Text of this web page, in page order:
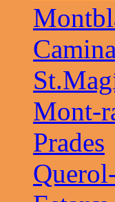
Mont-
Prades